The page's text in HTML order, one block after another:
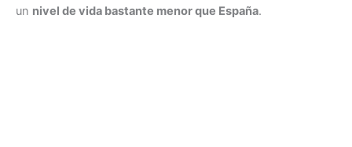
un nivel de vida bastante menor que España.